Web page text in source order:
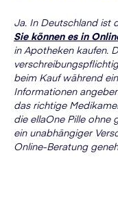
Ja. In Deutschland ist
Sie können es in
in Apotheken kaufen.
beim Kauf während
Informationen
das richtige
die ellaOne Pille ohne
ein unabhängiger
Online-Beratung